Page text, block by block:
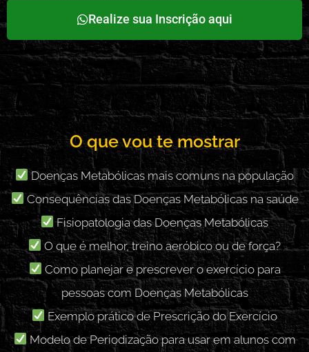
Realize sua Inscrição aqui
O que vou te mostrar
Doenças Metabólicas mais comuns na população
Consequências das Doenças Metabólicas na saúde
Fisiopatologia das Doenças Metabólicas
O que é melhor, treino aeróbico ou de força?
Como planejar e prescrever o exercício para
pessoas com Doenças Metabólicas
Exemplo prático de Prescrição do Exercício
Modelo de Periodização para usar em alunos com